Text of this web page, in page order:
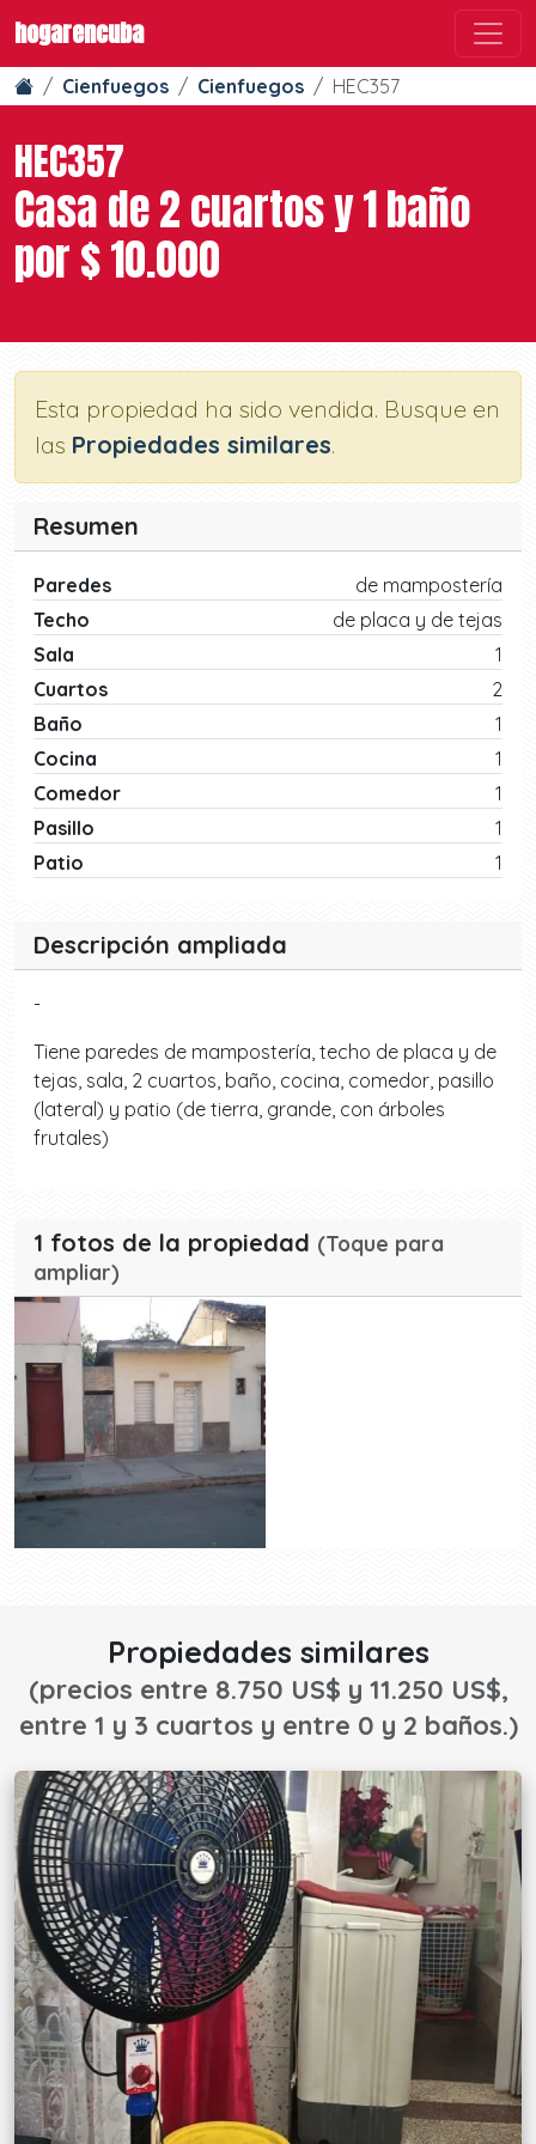
hogarencuba
Cienfuegos Cienfuegos HEC357
HEC357
Casa de 2 cuartos y 1 baño
por $ 10.000
Esta propiedad ha sido vendida. Busque en
las Propiedades similares.
Resumen
Paredes
de mampostería
Techo
de placa y de tejas
Sala
1
Cuartos
2
Baño
1
Cocina
1
Comedor
1
Pasillo
1
Patio
1
Descripción ampliada
-
Tiene paredes de mampostería, techo de placa y de
tejas, sala, 2 cuartos, baño, cocina, comedor, pasillo
(lateral) y patio (de tierra, grande, con árboles
frutales)
1 fotos de la propiedad (Toque para
ampliar)
Propiedades similares
(precios entre 8.750 US$ y 11.250 US$,
entre 1 y 3 cuartos y entre 0 y 2 baños.)